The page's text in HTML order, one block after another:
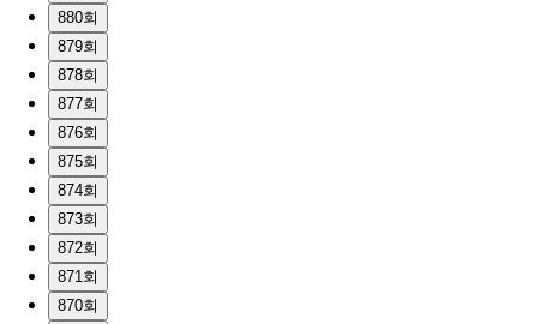
880회
879회
878회
877회
876회
875회
874회
873회
872회
871회
870회